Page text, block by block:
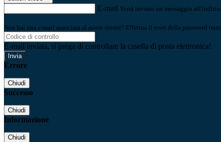
E-mail Verrà inviato un messaggio
Non hai una e-mail associata al nome utente? Effettua il reset della password
E-mail inviata, si prega di controllare la casella di posta elettronica!
Errore
Chiudi
Successo
Chiudi
Informazione
Chiudi